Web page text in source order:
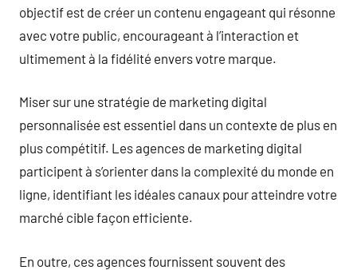
objectif est de créer un contenu engageant qui résonne
avec votre public, encourageant à l’interaction et
ultimement à la fidélité envers votre marque.
Miser sur une stratégie de marketing digital
personnalisée est essentiel dans un contexte de plus en
plus compétitif. Les agences de marketing digital
participent à s’orienter dans la complexité du monde en
ligne, identifiant les idéales canaux pour atteindre votre
marché cible façon efficiente.
En outre, ces agences fournissent souvent des